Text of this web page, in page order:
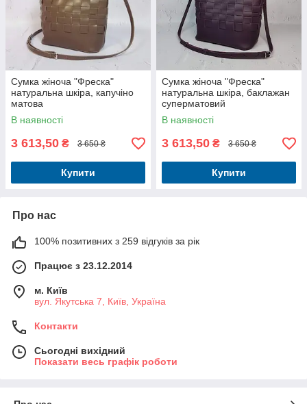
Сумка жіноча "Фреска"
натуральна шкіра, капучіно
матова
В наявності
3 613,50 ₴ 3 650 ₴
Купити
Сумка жіноча "Фреска"
натуральна шкіра, баклажан
суперматовий
В наявності
3 613,50 ₴ 3 650 ₴
Купити
Про нас
100% позитивних з 259 відгуків за рік
Працює з 23.12.2014
м. Київ
вул. Якутська 7, Київ, Україна
Контакти
Сьогодні вихідний
Показати весь графік роботи